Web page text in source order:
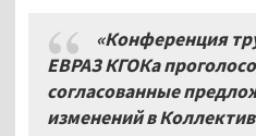
«Конференция
ЕВРАЗ КГОКа
согласованные
изменений в